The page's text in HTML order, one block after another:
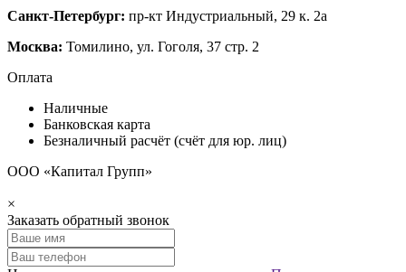
Санкт-Петербург: пр-кт Индустриальный, 29 к. 2а
Москва: Томилино, ул. Гоголя, 37 стр. 2
Оплата
Наличные
Банковская карта
Безналичный расчёт (счёт для юр. лиц)
ООО «Капитал Групп»
×
Заказать обратный звонок